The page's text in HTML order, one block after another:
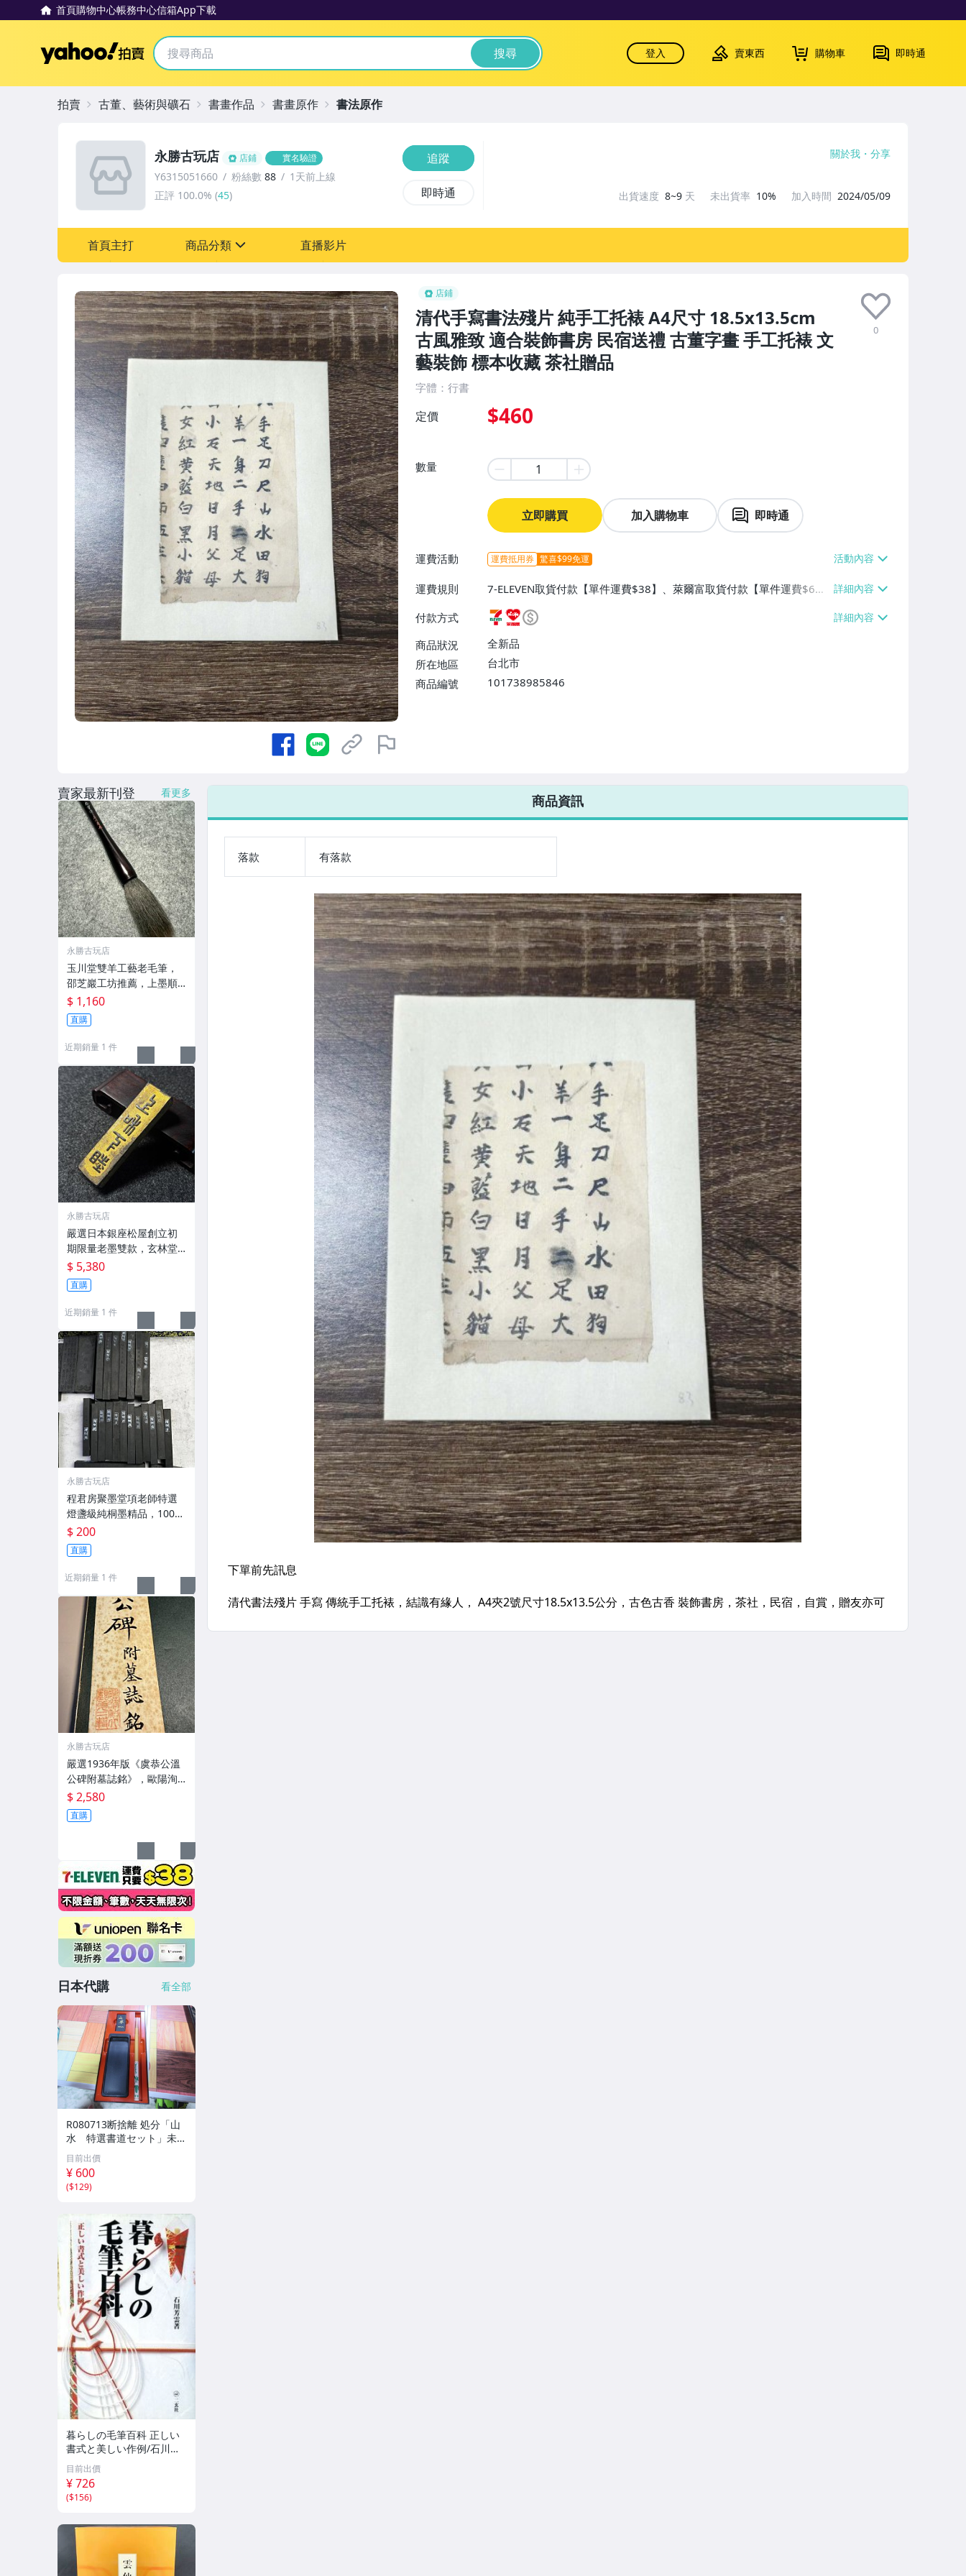
首頁購物中心帳務中心信箱App下載
Yahoo拍賣 搜尋 登入 賣東西 購物車 即時通
店鋪
清代手寫書法殘片 純手工托裱 A4尺寸 18.5x13.5cm
古風雅致 適合裝飾書房 民宿送禮 古董字畫 手工托裱 文
藝裝飾 標本收藏 茶社贈品
0
字體：行書
定價 $460
數量
立即購買 加入購物車 即時通
運費活動 運費抵用券 驚喜$99免運
運費規則
7-ELEVEN取貨付款【單件運費$38】、萊爾富取貨付款【單件運費$6
0】、宅配/貨運【單件運費$130】
付款方式
商品狀況
全新品
所在地區
台北市
商品編號
101738985846
永勝古玩店 店鋪 實名驗證
Y6315051660 粉絲數 88
1天前上線
正評 100.0% (45)
追蹤
即時通
關於我 分享
出貨速度 8~9 天 未出貨率 10% 加入時間 2024/05/09
首頁主打 商品分類 直播影片
拍賣 古董、藝術與礦石 書畫作品 書畫原作 書法原作
商品資訊
落款 有落款
賣家最新刊登 看更多
永勝古玩店
玉川堂雙羊工藝老毛筆，
邵芝巖工坊推薦，上墨順
滑古墨專用 老墨 冬青 老筆
$ 1,160
直購
近期銷量 1 件
永勝古玩店
嚴選日本銀座松屋創立初
期限量老墨雙款，玄林堂
專為松屋打造，重量22.5
g，適合收藏及品味民國時
期古雅文化 文房用具 民國
古墨 收藏文玩
$ 5,380
直購
近期銷量 1 件
永勝古玩店
程君房聚墨堂項老師特選
燈盞級純桐墨精品，100克
以上，檀香墨質細膩黑亮
藍紫光放 檢驗嚴選推薦 燈
盞級墨 放藍紫光 檢驗嚴選
$ 200
直購
近期銷量 1 件
永勝古玩店
嚴選1936年版《虞恭公溫
公碑附墓誌銘》，歐陽洵
親筆手跡，典藏歷史與書
法珍品 唐史研究 碑刻藝術
田中和市版
$ 2,580
直購
日本代購 看全部
R080713断捨離 処分「山
水 特選書道セット」未使
用品
目前出價
¥ 600
($129)
暮らしの毛筆百科 正しい
書式と美しい作例/石川芳
雲(著者)
目前出價
¥ 726
($156)